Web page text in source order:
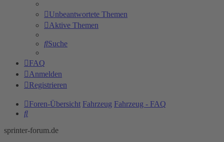
Unbeantwortete Themen
Aktive Themen
Suche
FAQ
Anmelden
Registrieren
Foren-Übersicht Fahrzeug Fahrzeug - FAQ
Suche
sprinter-forum.de